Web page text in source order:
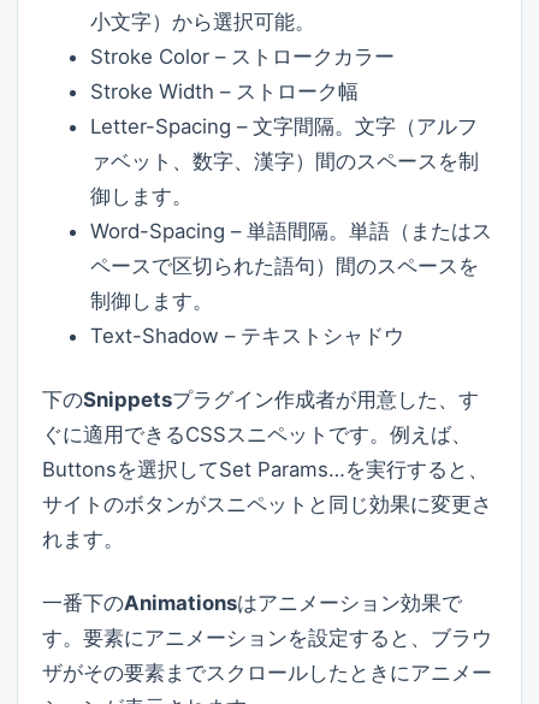
小文字）から選択可能。
Stroke Color – ストロークカラー
Stroke Width – ストローク幅
Letter-Spacing – 文字間隔。文字（アルフ
ァベット、数字、漢字）間のスペースを制
御します。
Word-Spacing – 単語間隔。単語（またはス
ペースで区切られた語句）間のスペースを
制御します。
Text-Shadow – テキストシャドウ
下のSnippetsプラグイン作成者が用意した、す
ぐに適用できるCSSスニペットです。例えば、
Buttonsを選択してSet Params…を実行すると、
サイトのボタンがスニペットと同じ効果に変更さ
れます。
一番下のAnimationsはアニメーション効果で
す。要素にアニメーションを設定すると、ブラウ
ザがその要素までスクロールしたときにアニメー